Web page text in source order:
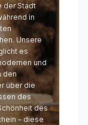
der Stadt
in
Unsere
es
und
den
über die
des
des
– diese